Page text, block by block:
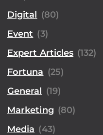
Digital (80)
Event (3)
Expert Articles (132)
Fortuna (25)
General (19)
Marketing (80)
Media (43)